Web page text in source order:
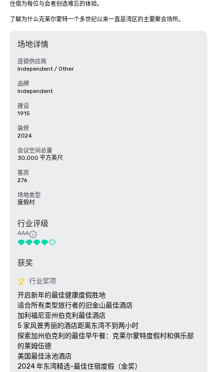
住宿为每位与会者创造难忘的体验。
了解为什么克莱尔蒙特一个多世纪以来一直是湾区的主要聚会场所。
场地详情
连锁供应商
Independent / Other
品牌
Independent
建设
1915
装修
2024
会议空间总量
30,000 平方英尺
客房
276
场地类型
度假村
行业评级
AAA
获奖
行业奖项
开启新年的最佳健康度假胜地
适合所有类型旅行者的旧金山最佳酒店
加利福尼亚州伯克利最佳酒店
5 家风景秀丽的酒店距离东湾不到两小时
探索加州伯克利的最佳早午餐：克莱尔蒙特度假村和俱乐部
的莱姆伍德
美国最佳泳池酒店
2024 年东湾精选-最佳住宿度假（金奖）